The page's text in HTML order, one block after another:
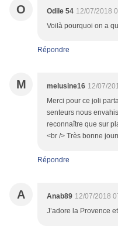
O Odile 54 12/07/2018
Voilà pourquoi on a
Répondre
M melusine16 12/07/
Merci pour ce joli
senteurs nous
reconnaître que sur
<br /> Très bonne
Répondre
A Anab89 12/07/2018
J’adore la Provence